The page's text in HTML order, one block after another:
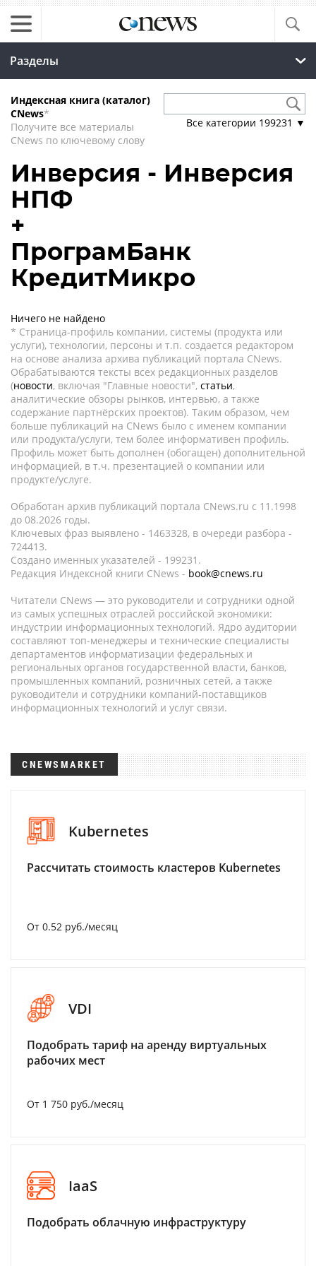
Разделы
Индексная книга (каталог)
CNews*
Получите все материалы
CNews по ключевому слову
Все категории 199231 ▼
Инверсия - Инверсия
НПФ
+
ПрограмБанк
КредитМикро
Ничего не найдено
* Страница-профиль компании, системы (продукта или
услуги), технологии, персоны и т.п. создается редактором
на основе анализа архива публикаций портала CNews.
Обрабатываются тексты всех редакционных разделов
(новости, включая "Главные новости", статьи,
аналитические обзоры рынков, интервью, а также
содержание партнёрских проектов). Таким образом, чем
больше публикаций на CNews было с именем компании
или продукта/услуги, тем более информативен профиль.
Профиль может быть дополнен (обогащен) дополнительной
информацией, в т.ч. презентацией о компании или
продукте/услуге.
Обработан архив публикаций портала CNews.ru c 11.1998
до 08.2026 годы.
Ключевых фраз выявлено - 1463328, в очереди разбора -
724413.
Создано именных указателей - 199231.
Редакция Индексной книги CNews - book@cnews.ru
Читатели CNews — это руководители и сотрудники одной
из самых успешных отраслей российской экономики:
индустрии информационных технологий. Ядро аудитории
составляют топ-менеджеры и технические специалисты
департаментов информатизации федеральных и
региональных органов государственной власти, банков,
промышленных компаний, розничных сетей, а также
руководители и сотрудники компаний-поставщиков
информационных технологий и услуг связи.
CNEWSMARKET
Kubernetes
Рассчитать стоимость кластеров Kubernetes
От 0.52 руб./месяц
VDI
Подобрать тариф на аренду виртуальных
рабочих мест
От 1 750 руб./месяц
IaaS
Подобрать облачную инфраструктуру